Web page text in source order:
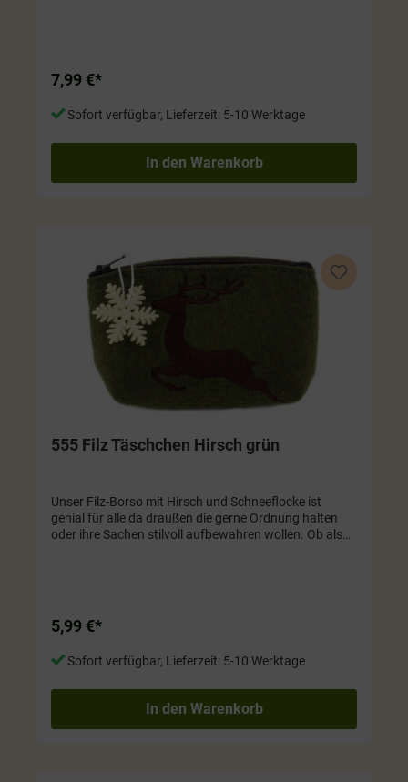
7,99 €*
Sofort verfügbar, Lieferzeit: 5-10 Werktage
In den Warenkorb
555 Filz Täschchen Hirsch grün
Unser Filz-Borso mit Hirsch und Schneeflocke ist
genial für alle da draußen die gerne Ordnung halten
oder ihre Sachen stilvoll aufbewahren wollen. Ob als
5,99 €*
Sofort verfügbar, Lieferzeit: 5-10 Werktage
In den Warenkorb